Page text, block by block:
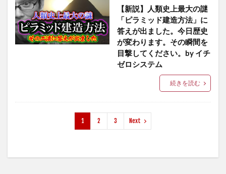
【新説】人類史上最大の謎
「ピラミッド建造方法」に
答えが出ました。今日歴史
が変わります。その瞬間を
目撃してください。by イチ
ゼロシステム
続きを読む
1 2 3 Next